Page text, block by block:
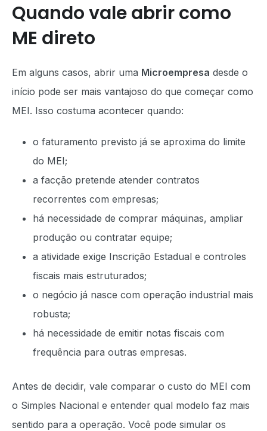
Quando vale abrir como
ME direto
Em alguns casos, abrir uma Microempresa desde o
início pode ser mais vantajoso do que começar como
MEI. Isso costuma acontecer quando:
o faturamento previsto já se aproxima do limite
do MEI;
a facção pretende atender contratos
recorrentes com empresas;
há necessidade de comprar máquinas, ampliar
produção ou contratar equipe;
a atividade exige Inscrição Estadual e controles
fiscais mais estruturados;
o negócio já nasce com operação industrial mais
robusta;
há necessidade de emitir notas fiscais com
frequência para outras empresas.
Antes de decidir, vale comparar o custo do MEI com
o Simples Nacional e entender qual modelo faz mais
sentido para a operação. Você pode simular os